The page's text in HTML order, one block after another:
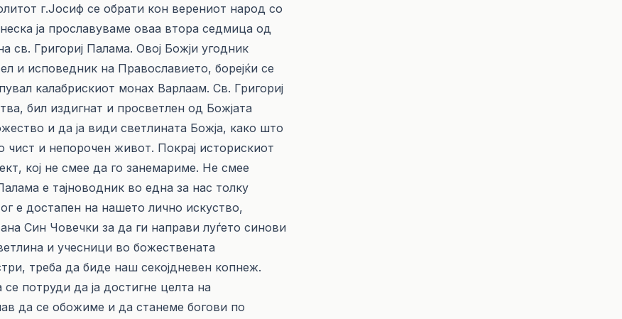
г.Јосиф се обрати кон верениот народ со
ја прославуваме оваа втора седмица од
св. Григориј Палама. Овој Божји угодник
и исповедник на Православието, борејќи се
калабрискиот монах Варлаам. Св. Григориј
бил издигнат и просветлен од Божјата
и да ја види светлината Божја, како што
и непорочен живот. Покрај историскиот
кој не смее да го занемариме. Не смее
е тајноводник во една за нас толку
е достапен на нашето лично искуство,
Син Човечки за да ги направи луѓето синови
и учесници во божествената
треба да биде наш секојдневен копнеж.
потруди да ја достигне целта на
да се обожиме и да станеме богови по